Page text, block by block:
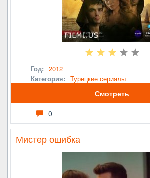
Год: 2012
Категория: Турецкие сериалы
Смотреть
0
Мистер ошибка